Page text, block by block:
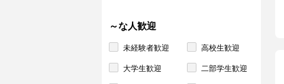
～な人歓迎
未経験者歓迎 高校生歓迎
大学生歓迎 二部学生歓迎